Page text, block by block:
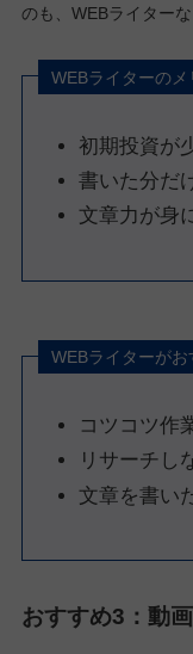
のも、WEBライター
WEBライターのメ
初期投資が
書いた分だ
文章力が身
WEBライターがお
コツコツ作
リサーチし
文章を書い
おすすめ3：動